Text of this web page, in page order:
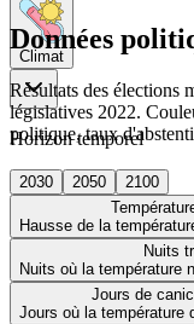
Climat
Horizon temporel
2030 2050
2100
Hausse de la
Nuits
Nuits où la température
Jours de
Jours où la température
Données
Résultats des élections
législatives 2022.
politique, taux